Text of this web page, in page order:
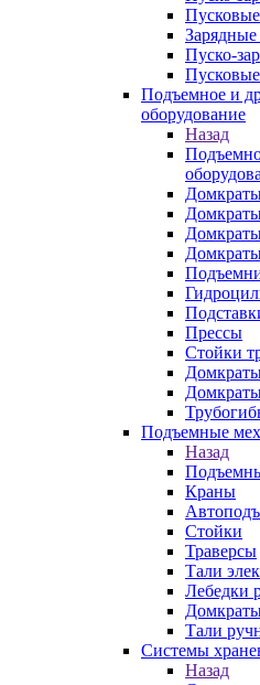
Пусковые
Зарядные
Пуско-
Подъемное и
оборудование
Назад
Прессы
Стойки
Подъемные
Назад
Краны
Стойки
Траверсы
Тали
Лебедки
Тали
Системы
Назад